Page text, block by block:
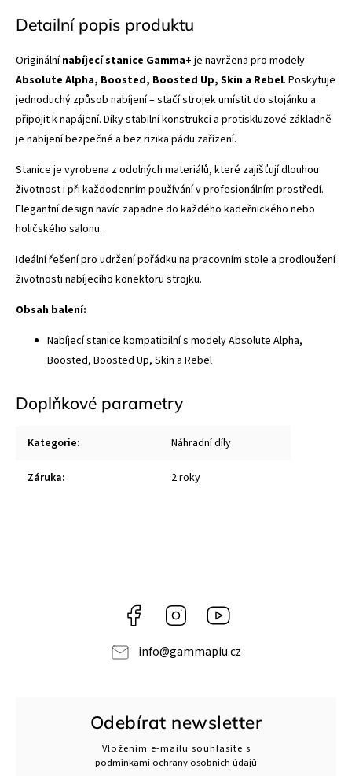
Detailní popis produktu
Originálnínabíjecí stanice Gamma+ je navržena pro modely
Absolute Alpha, Boosted, Boosted Up, Skin a Rebel. Poskytuje
jednoduchý způsob nabíjení – stačí strojek umístit do stojánku a
připojit k napájení. Díky stabilní konstrukci a protiskluzové základně
je nabíjení bezpečné a bez rizika pádu zařízení.
Stanice je vyrobena z odolných materiálů, které zajišťují dlouhou
životnost i při každodenním používání v profesionálním prostředí.
Elegantní design navíc zapadne do každého kadeřnického nebo
holičského salonu.
Ideální řešení pro udržení pořádku na pracovním stole a prodloužení
životnosti nabíjecího konektoru strojku.
Obsah balení:
Nabíjecí stanice kompatibilní s modely Absolute Alpha,
Boosted, Boosted Up, Skin a Rebel
Doplňkové parametry
Kategorie: Náhradní díly
Záruka: 2 roky
Facebook Instagram
info@gammapiu.cz
Odebírat newsletter
Vložením e-mailu souhlasíte s
podmínkami ochrany osobních údajů